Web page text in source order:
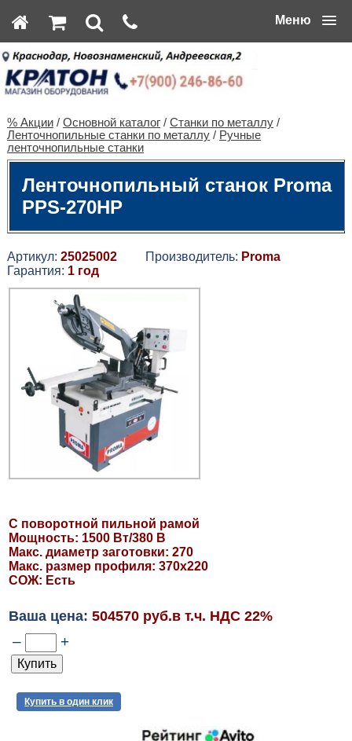
Меню
% Акции/ Основной каталог/ Станки по металлу/
Ленточнопильные станки по металлу/ Ручные
ленточнопильные станки
Ленточнопильный станок Proma
PPS-270HP
Артикул: 25025002Производитель: Proma
Гарантия: 1 год
С поворотной пильной рамой
Мощность: 1500 Вт/380 В
Макс. диаметр заготовки: 270
Макс. размер профиля: 370х220
СОЖ: Есть
Ваша цена: 504570 руб.в т.ч. НДС 22%
– +
Купить в один клик